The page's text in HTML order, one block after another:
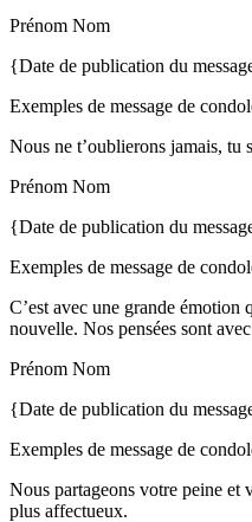
Prénom Nom
{Date de publication du
Exemples de message de
Nous ne t’oublierons jamais, tu
Prénom Nom
{Date de publication du
Exemples de message de
C’est avec une grande émotion
nouvelle. Nos pensées sont
Prénom Nom
{Date de publication du
Exemples de message de
Nous partageons votre peine et
plus affectueux.